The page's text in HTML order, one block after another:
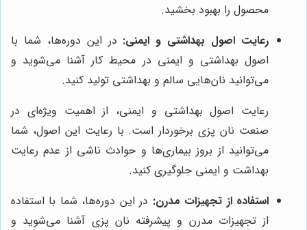
محصول را بهبود بخشید.
رعایت اصول بهداشتی و ایمنی: در این دوره‌ها، شما با
اصول بهداشتی و ایمنی در محیط کار آشنا می‌شوید و
می‌توانید نان‌هایی سالم و بهداشتی تولید کنید.
رعایت اصول بهداشتی و ایمنی، از اهمیت ویژه‌ای در
صنعت نان پزی برخوردار است. با رعایت این اصول، شما
می‌توانید از بروز بیماری‌ها و حوادث ناشی از عدم رعایت
بهداشت و ایمنی جلوگیری کنید.
استفاده از تجهیزات مدرن: در این دوره‌ها، شما با استفاده
از تجهیزات مدرن و پیشرفته نان پزی آشنا می‌شوید و